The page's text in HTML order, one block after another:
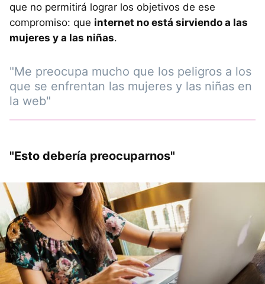
que no permitirá lograr los objetivos de ese
compromiso: que internet no está sirviendo a las
mujeres y a las niñas.
"Me preocupa mucho que los peligros a los
que se enfrentan las mujeres y las niñas en
la web"
"Esto debería preocuparnos"